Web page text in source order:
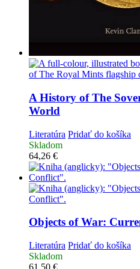
A History of The
World
Literatúra Pridať do košíka
Skladom
64,26 €
Objects of War:
Literatúra Pridať do košíka
Skladom
61,50 €